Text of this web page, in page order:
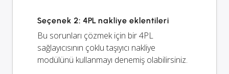
Seçenek 2: 4PL nakliye eklentileri
Bu sorunları çözmek için bir 4PL
sağlayıcısının çoklu taşıyıcı nakliye
modülünü kullanmayı denemiş olabilirsiniz.